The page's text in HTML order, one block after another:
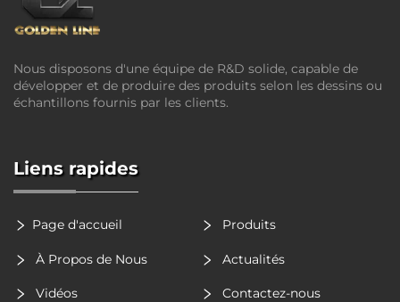
Nous disposons d'une équipe de R&D solide, capable de
développer et de produire des produits selon les dessins ou
échantillons fournis par les clients.
Liens rapides
Page d'accueil Produits
À Propos de Nous Actualités
Vidéos Contactez-nous